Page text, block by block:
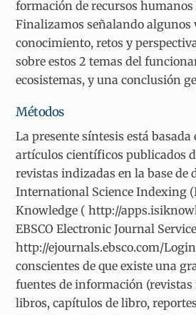
formación de recursos humanos
Finalizamos señalando algunos
conocimiento, retos y
sobre estos 2 temas del
ecosistemas, y una conclusión
Métodos
La presente síntesis está basada
artículos científicos publicados
revistas indizadas en la base de
International Science Indexing
Knowledge ( http://
EBSCO Electronic Journal Service
http://ejournals.ebsco.com/
conscientes de que existe una
fuentes de información
libros, capítulos de libro,